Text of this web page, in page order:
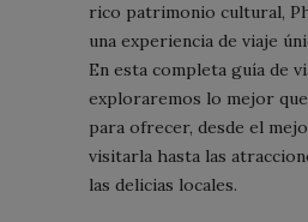
rico patrimonio cultural,
una experiencia de viaje
En esta completa guía de
exploraremos lo mejor
para ofrecer, desde el
visitarla hasta las
las delicias locales.